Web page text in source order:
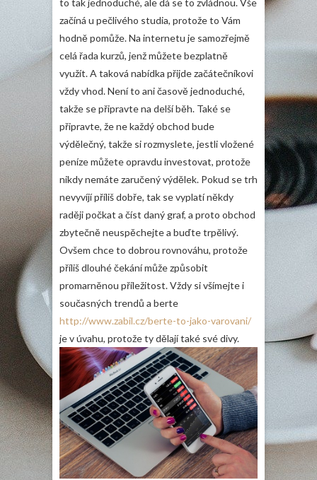
to tak jednoduché, ale dá se to zvládnou. Vše
začíná u pečlivého studia, protože to Vám
hodně pomůže. Na internetu je samozřejmě
celá řada kurzů, jenž můžete bezplatně
využít. A taková nabídka přijde začátečníkovi
vždy vhod. Není to ani časově jednoduché,
takže se připravte na delší běh. Také se
připravte, že ne každý obchod bude
výdělečný, takže si rozmyslete, jestli vložené
peníze můžete opravdu investovat, protože
nikdy nemáte zaručený výdělek. Pokud se trh
nevyvíjí příliš dobře, tak se vyplatí někdy
raději počkat a číst daný graf, a proto obchod
zbytečně neuspěchejte a buďte trpělivý.
Ovšem chce to dobrou rovnováhu, protože
příliš dlouhé čekání může způsobit
promarněnou příležitost. Vždy si všímejte i
současných trendů a berte
http://www.zabil.cz/berte-to-jako-varovani/
je v úvahu, protože ty dělají také své divy.